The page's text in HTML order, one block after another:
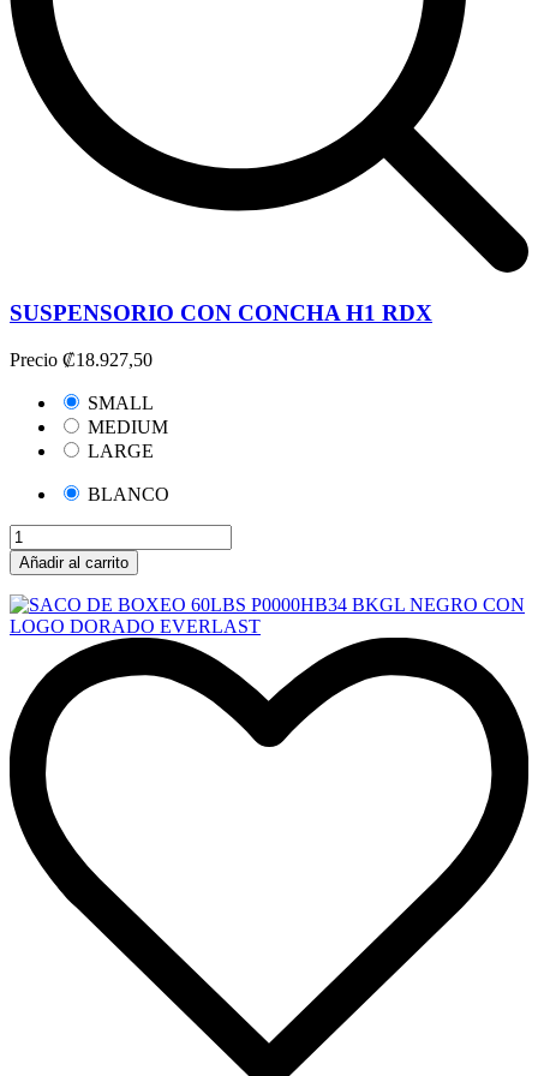
SUSPENSORIO CON CONCHA H1 RDX
Precio ₡18.927,50
SMALL
MEDIUM
LARGE
BLANCO
Añadir al carrito